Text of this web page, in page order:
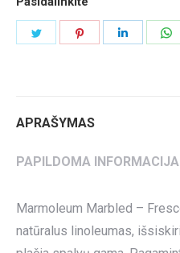
APRAŠYMAS
PAPILDOMA INFORMACIJA
Marmoleum Marbled –
natūralus linoleumas,